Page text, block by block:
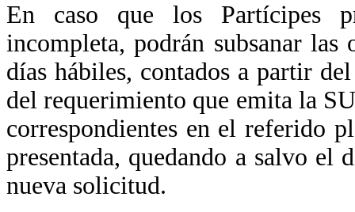
En caso que los Partícipes
incompleta, podrán subsanar
días hábiles, contados a partir
del requerimiento que emita la
correspondientes en el referido
presentada, quedando a salvo
nueva solicitud.